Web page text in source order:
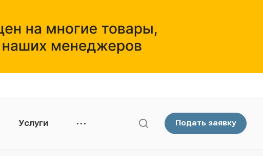
Услуги Подать заявку